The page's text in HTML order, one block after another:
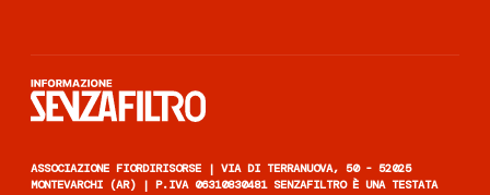
ASSOCIAZIONE FIORDIRISORSE | VIA DI TERRANUOVA, 50 - 52025
MONTEVARCHI (AR) | P.IVA 06310830481 SENZAFILTRO È UNA TESTATA